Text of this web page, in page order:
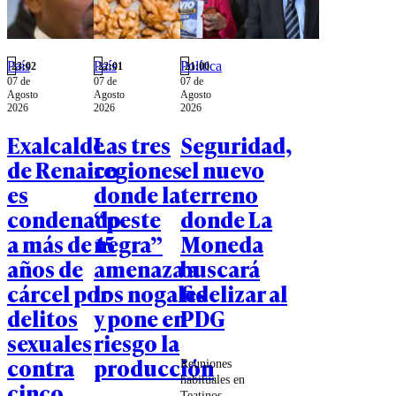
País
23:02
07 de
Agosto
2026
Exalcalde
de Renaico
es
condenado
a más de 15
años de
cárcel por
delitos
sexuales
contra
País
22:01
07 de
Agosto
2026
Las tres
regiones
donde la
“peste
negra”
amenaza a
los nogales
y pone en
riesgo la
producción
Política
21:00
07 de
Agosto
2026
Seguridad,
el nuevo
terreno
donde La
Moneda
buscará
fidelizar al
PDG
Reuniones
habituales en